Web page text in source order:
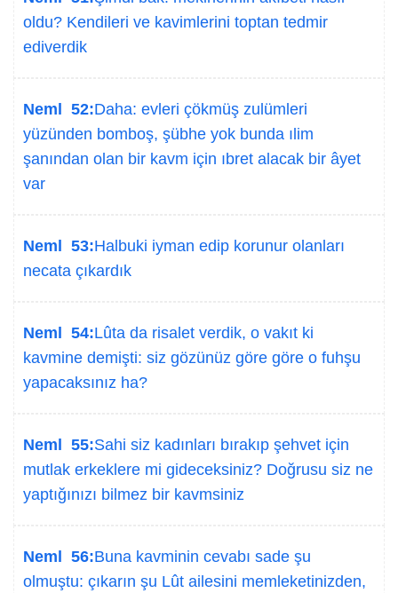
oldu? Kendileri ve kavimlerini toptan tedmir
ediverdik
Neml 52:Daha: evleri çökmüş zulümleri
yüzünden bomboş, şübhe yok bunda ılim
şanından olan bir kavm için ıbret alacak bir âyet
var
Neml 53:Halbuki iyman edip korunur olanları
necata çıkardık
Neml 54:Lûta da risalet verdik, o vakıt ki
kavmine demişti: siz gözünüz göre göre o fuhşu
yapacaksınız ha?
Neml 55:Sahi siz kadınları bırakıp şehvet için
mutlak erkeklere mi gideceksiniz? Doğrusu siz ne
yaptığınızı bilmez bir kavmsiniz
Neml 56:Buna kavminin cevabı sade şu
olmuştu: çıkarın şu Lût ailesini memleketinizden,